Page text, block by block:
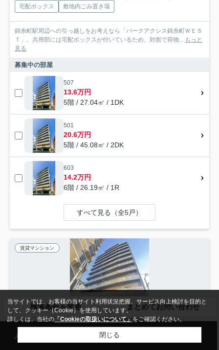
宅配ボックス
敷地内ごみ置き場
錦糸町駅周辺への引っ越しをお考えなら「パークアクシス錦糸町ＷＥＳ
Ｔ」。共用部には宅配ボックスが付いているため、対面で荷物... もっと
見る
募集中の部屋
507
13.6万円
5階 / 27.04㎡ / 1DK
501
20.6万円
5階 / 45.08㎡ / 2DK
603
14.2万円
6階 / 26.19㎡ / 1R
すべて見る（全5戸）
賃貸マンション
検索条件を変更 まとめてお問い合わせ
メール 来店予約
当サイトでは、お客様の当サイト利用状況把握、サービス向上検討を目的と
して、クッキー（Cookie）を使用しています。
詳しくは、当社の 「Cookieの取扱いについて」 をご確認ください。
閉じる